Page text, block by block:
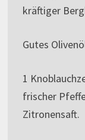
kräftiger
Gutes
1
frischer
Zitronensaft.